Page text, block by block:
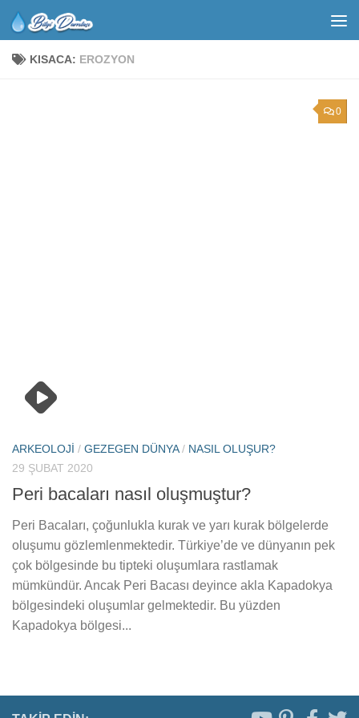
KISACA: EROZYON
0
ARKEOLOJI / GEZEGEN DÜNYA/ NASIL OLUŞUR?
29 ŞUBAT 2020
Peri bacaları nasıl oluşmuştur?
Peri Bacaları, çoğunlukla kurak ve yarı kurak bölgelerde
oluşumu gözlemlenmektedir. Türkiye’de ve dünyanın pek
çok bölgesinde bu tipteki oluşumlara rastlamak
mümkündür. Ancak Peri Bacası deyince akla Kapadokya
bölgesindeki oluşumlar gelmektedir. Bu yüzden
Kapadokya bölgesi...